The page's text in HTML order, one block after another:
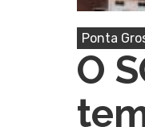
Ponta
O